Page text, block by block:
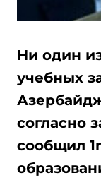
Ни один
учебных
согласно
сообщил